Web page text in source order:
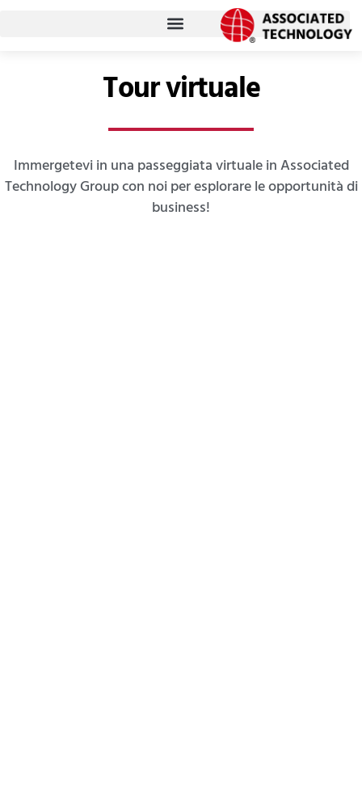
Tour virtuale
Immergetevi in una passeggiata virtuale in Associated
Technology Group con noi per esplorare le opportunità di
business!